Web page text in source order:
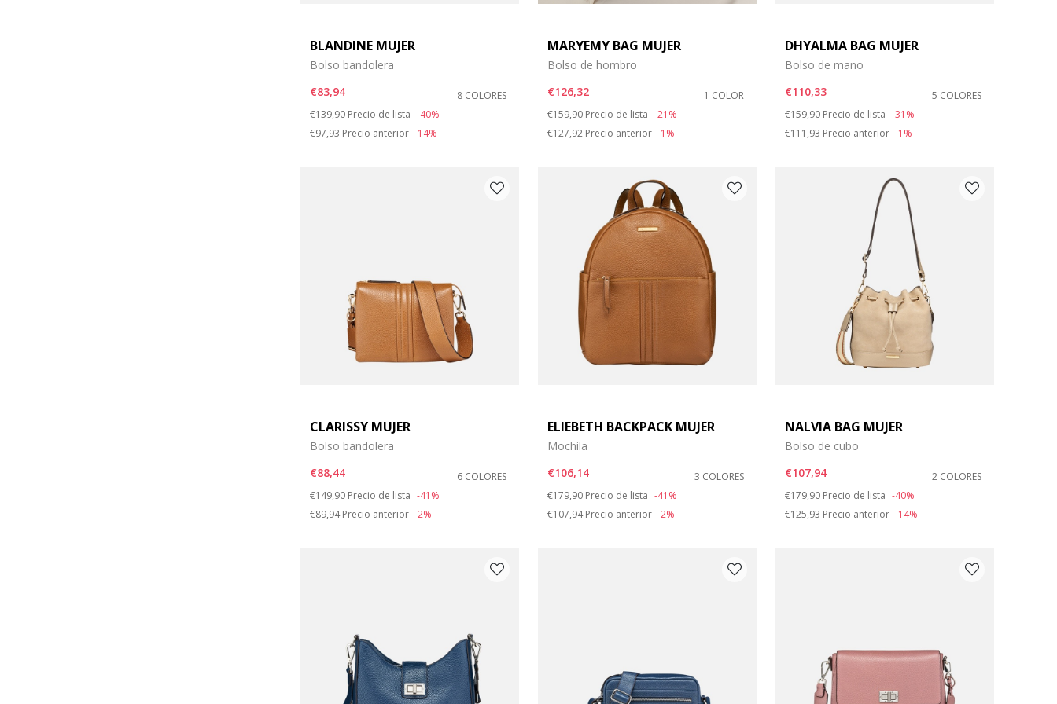
BLANDINE MUJER
Bolso bandolera
€83,94
8 COLORES
Price reduced from
€139,90 to
Precio de lista -40%
€97,93 Precio anterior -14%
MARYEMY BAG MUJER
Bolso de hombro
€126,32
1 COLOR
Price reduced from
€159,90 to
Precio de lista -21%
€127,92Precio anterior -1%
DHYALMA BAG MUJER
Bolso de mano
€110,33
5 COLORES
Price reduced from
€159,90 to
Precio de lista -31%
€111,93Precio anterior -1%
CLARISSY MUJER
Bolso bandolera
€88,44
6 COLORES
Price reduced from
€149,90 to
Precio de lista -41%
€89,94Precio anterior -2%
ELIEBETH BACKPACK MUJER
Mochila
€106,14
3 COLORES
Price reduced from
€179,90 to
Precio de lista -41%
€107,94Precio anterior -2%
NALVIA BAG MUJER
Bolso de cubo
€107,94
2 COLORES
Price reduced from
€179,90 to
Precio de lista -40%
€125,93Precio anterior -14%